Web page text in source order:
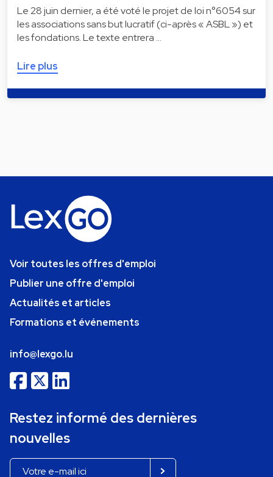
Le 28 juin dernier, a été voté le projet de loi n°6054 sur
les associations sans but lucratif (ci-après « ASBL ») et
les fondations. Le texte entrera …
Lire plus
Voir toutes les offres d'emploi
Publier une offre d'emploi
Actualités et articles
Formations et événements
info@lexgo.lu
Restez informé des dernières
nouvelles